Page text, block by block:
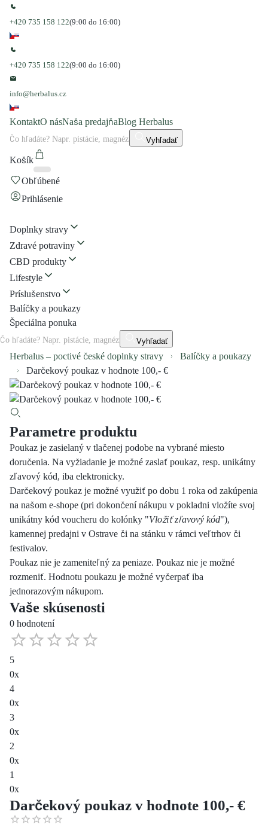
+420 735 158 122(9:00 do 16:00)
+420 735 158 122(9:00 do 16:00)
info@herbalus.cz
KontaktO násNaša predajňaBlog Herbalus
Vyhľadať
Košík
Obľúbené
Prihlásenie
Doplnky stravy
Zdravé potraviny
CBD produkty
Lifestyle
Príslušenstvo
Balíčky a poukazy
Špeciálna ponuka
Vyhľadať
Herbalus – poctivé české doplnky stravy
Balíčky a poukazy
Darčekový poukaz v hodnote 100,- €
Parametre produktu
Poukaz je zasielaný v tlačenej podobe na vybrané miesto
doručenia. Na vyžiadanie je možné zaslať poukaz, resp. unikátny
zľavový kód, iba elektronicky.
Darčekový poukaz je možné využiť po dobu 1 roka od zakúpenia
na našom e-shope (pri dokončení nákupu v pokladni vložíte svoj
unikátny kód voucheru do kolónky "Vložiť zľavový kód"),
kamennej predajni v Ostrave či na stánku v rámci veľtrhov či
festivalov.
Poukaz nie je zameniteľný za peniaze. Poukaz nie je možné
rozmeniť. Hodnotu poukazu je možné vyčerpať iba
jednorazovým nákupom.
Vaše skúsenosti
0 hodnotení
5
0x
4
0x
3
0x
2
0x
1
0x
Darčekový poukaz v hodnote 100,- €